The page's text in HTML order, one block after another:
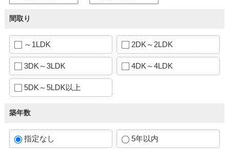
間取り
～1LDK 2DK～2LDK
3DK～3LDK 4DK～4LDK
5DK～5LDK以上
築年数
指定なし 5年以内